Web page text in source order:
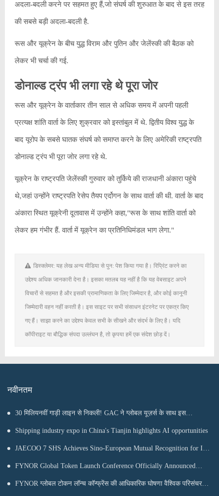
अदला-बदली करने पर सहमत हुए हैं,जो संघर्ष की शुरुआत के बाद से इस तरह
की सबसे बड़ी अदला-बदली है.
रूस और यूक्रेन के बीच युद्ध विराम और पुतिन और जेलेंस्‍की की बैठक को
लेकर भी चर्चा की गई.
डोनाल्‍ड ट्रंप भी लगा रहे थे पूरा जोर
रूस और यूक्रेन के वार्ताकार तीन साल से अधिक समय में अपनी पहली
प्रत्यक्ष शांति वार्ता के लिए शुक्रवार को इस्तांबुल में थे. द्वितीय विश्व युद्ध के
बाद यूरोप के सबसे घातक संघर्ष को समाप्त करने के लिए अमेरिकी राष्ट्रपति
डोनाल्ड ट्रंप भी पूरा जोर लगा रहे थे.
यूक्रेन के राष्ट्रपति जेलेंस्की गुरुवार को तुर्किये की राजधानी अंकारा पहुंचे
थे,जहां उन्होंने राष्ट्रपति रेसेप तैयप एर्दोगन के साथ वार्ता की थी. वार्ता के बाद
अंकारा स्थित यूक्रेनी दूतावास में उन्होंने कहा,"रूस के साथ शांति वार्ता को
लेकर हम गंभीर हैं. वार्ता में यूक्रेन का प्रतिनिधिमंडल भाग लेगा."
डिस्क्लेमर: यह लेख अन्य मीडिया से पुन: पेश किया गया है। रिप्रिंट करने का
उद्देश्य अधिक जानकारी देना है। इसका मतलब यह नहीं है कि यह वेबसाइट अपने
विचारों से सहमत है और इसकी प्रामाणिकता के लिए जिम्मेदार है, और कोई कानूनी
जिम्मेदारी वहन नहीं करती है। इस साइट पर सभी संसाधन इंटरनेट पर एकत्र किए
गए हैं। साझा करने का उद्देश्य केवल सभी के सीखने और संदर्भ के लिए है। यदि
कॉपीराइट या बौद्धिक संपदा उल्लंघन है, तो कृपया हमें एक संदेश छोड़ दें।
नवीनतम
30 मिलियनवीं गाड़ी लाइन से निकली! GAC ने ग्लोबल यूज़र्स के साथ इस
माइलस्टोन का जश्न मनाया
Shipping industry expo in China's Tianjin highlights AI opportunities
JAECOO 7 SHS Achieves Sino-European Mutual Recognition for Its
Full Lifecycle Carbon Footprint of Just 120.40 gCO₂e/km
FYNOR Global Token Launch Conference Officially Announced
Global Circulation Ecosystem Enters a New Stage
FYNOR ग्लोबल टोकन लॉन्च कॉन्फ्रेंस की आधिकारिक घोषणा वैश्विक परिसंचरण